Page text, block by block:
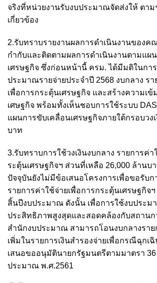
จริงที่หน่วยงานรับงบประมาณจัดส่งให้ ตาม
เกี่ยวข้อง
2.รับทราบรายงานผลการดำเนินงานของค
กำกับและติดตามผลการดำเนินงานตามแผ
เศรษฐกิจ ซึ่งก่อนหน้านี้ ครม. ได้มีมติในกา
ประมาณรายจ่ายประจำปี 2568 งบกลาง รา
เพื่อการกระตุ้นเศรษฐกิจ และสร้างความเ
เศษฐกิจ พร้อมทั้งเห็นชอบการใช้ระบบ
แผนการขับเคลื่อนเศรษฐกิจภายใต้กรอบวง
บาท
3.รับทราบการใช้วงเงินงบกลาง รายการค่า
ระตุ้นเศรษฐกิจฯ ส่วนที่เหลือ 26,000 ล้านบ
ปัจจุบันยังไม่มีข้อเสนอโครงการเพื่อขอรับก
รายการค่าใช้จ่ายเพื่อการกระตุ้นเศรษฐกิจ
สิ้นปีงบประมาณ ดังนั้น เพื่อการใช้งบประม
ประสิทธิภาพสูงสุดและสอดคล้องกับสถาน
สำนักงบประมาณ สามารถโอนงบกลางราย
เพิ่มในรายการเงินสำรองจ่ายเพื่อกรณีฉุกเ
เสนอขออนุมัตินายกรัฐมนตรีตามมาตรา 36
ประมาณ พ.ศ.2561